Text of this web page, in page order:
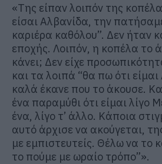
«Της είπαν λοιπόν της
είσαι Αλβανίδα, την
καριέρα καθόλου”. Δεν ήταν
εποχής. Λοιπόν, η κοπέλα το
κάνει; Δεν είχε
και τα λοιπά “θα πω ότι
καλά έκανε που το άκουσε.
ένα παραμύθι ότι είμαι λίγο
ένα, λίγο τ’ άλλο. Κάποια
αυτό άρχισε να ακούγεται,
με εμπιστευτείς. Θέλω να το
το πούμε με ωραίο τρόπο”».